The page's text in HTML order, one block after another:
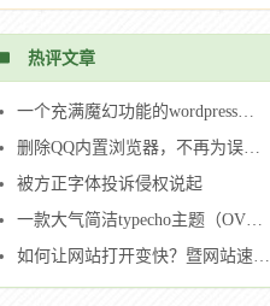
windows
IIS 刷机
修电脑
系统
树莓派
wordpress
bootstrap
MIME
UEditor Ajax
CSS
随机数
热评文章
一个充满魔幻功能的wordpress主题（Dragon主题）
删除QQ内置浏览器，不再为误点烦恼。
被方正字体投诉侵权说起
一款大气简洁typecho主题（OVERFLOW主题）
如何让网站打开变快？暨网站速度优化指南。